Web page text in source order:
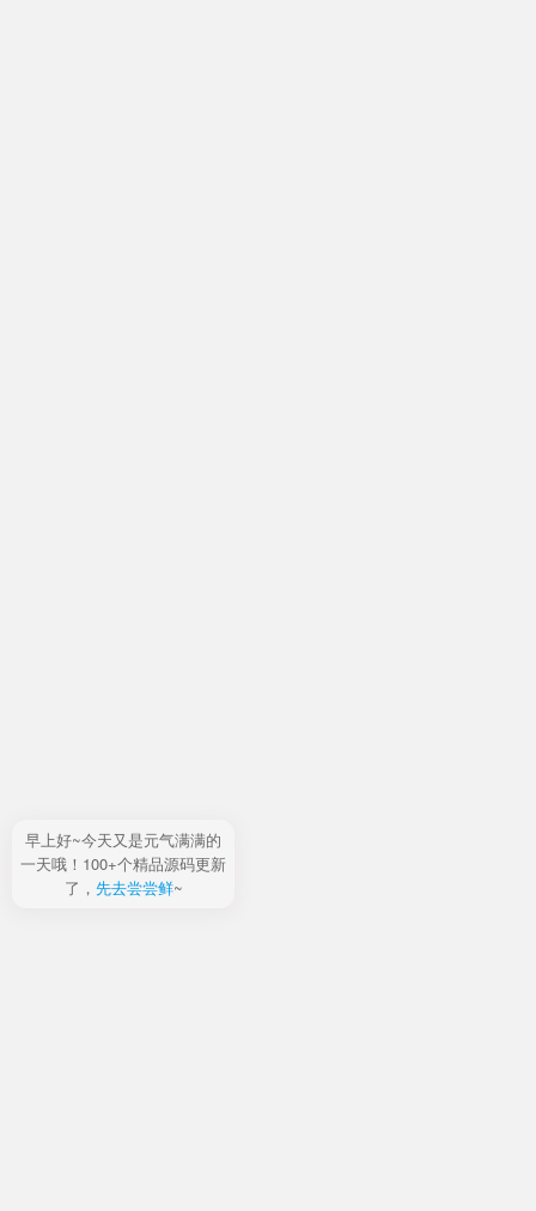
早上好~今天又是元气满满的
一天哦！100+个精品源码更新
了， 先去尝尝鲜~